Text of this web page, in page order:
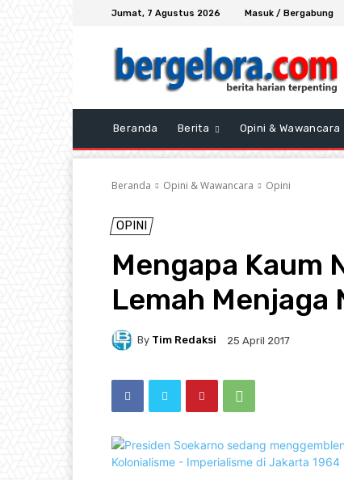
Jumat, 7 Agustus 2026 Masuk / Bergabung
Beranda Berita Opini & Wawancara
Beranda Opini & Wawancara Opini
OPINI
Mengapa Kaum
Lemah Menjaga
By Tim Redaksi 25 April 2017